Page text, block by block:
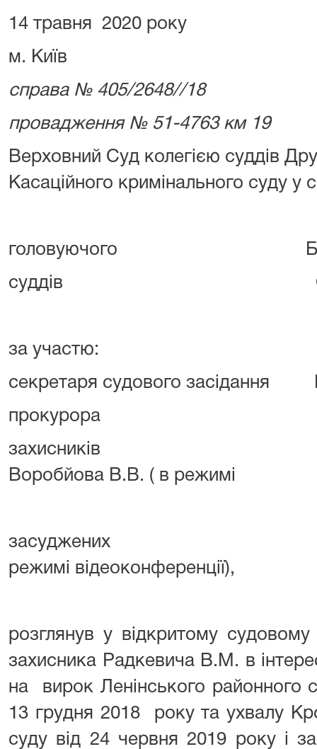
14 травня 2020 року
м. Київ
справа № 405/2648//18
провадження № 51-4763 км 19
Верховний Суд колегією суддів
Касаційного кримінального суду у
головуючого
суддів Ємця О.П.,
за участю:
секретаря судового засідання
прокурора
захисників
Воробйова В.В. ( в режимі
засуджених
режимі відеоконференції),
розглянув у відкритому судовому
захисника Радкевича В.М. в
на вирок Ленінського районного
13 грудня 2018 року та ухвалу
суду від 24 червня 2019 року і